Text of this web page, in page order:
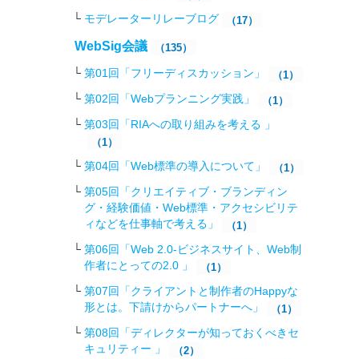
モデレーターリレーブログ （17）
WebSig会議 （135）
第01回「フリーディスカッション」 （1）
第02回「Webプランニング実践」 （1）
第03回「RIAへの取り組みを考える 」
（1）
第04回「Web標準の導入について」 （1）
第05回「クリエイティブ・ブランディン
グ・経験価値・Web標準・アクセシビリテ
ィなどを仕事軸で考える」
（1）
第06回「Web 2.0-ビジネスサイト、Web制
作者にとっての2.0 」
（1）
第07回「クライアントと制作者のHappyな
形とは。下請けからパートナーへ」
（1）
第08回「ディレクターが知っておくべきセ
キュリティー 」
（2）